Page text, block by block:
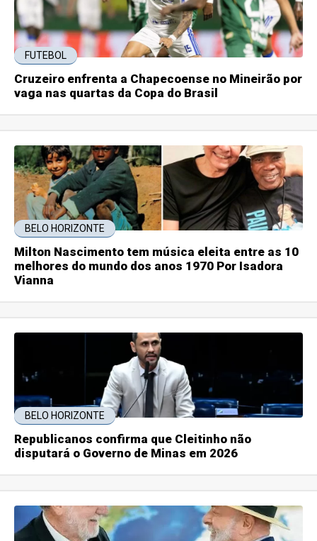
FUTEBOL
Cruzeiro enfrenta a Chapecoense no Mineirão por
vaga nas quartas da Copa do Brasil
BELO HORIZONTE
Milton Nascimento tem música eleita entre as 10
melhores do mundo dos anos 1970 Por Isadora
Vianna
BELO HORIZONTE
Republicanos confirma que Cleitinho não
disputará o Governo de Minas em 2026